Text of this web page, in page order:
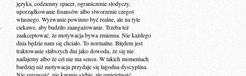
języka, codzienny spacer, ograniczenie słodyczy,
uporządkowanie finansów albo stworzenie czegoś
własnego. Wyzwanie powinno być realne, ale na tyle
ciekawe, aby budziło zaangażowanie. Trzeba też
zaakceptować, że motywacja bywa zmienna. Nie każdego
dnia będzie nam się chciało. To normalne. Błędem jest
traktowanie słabszych dni jako dowodu, że się nie
nadajemy albo że cel nie ma sensu. W takich momentach
bardziej niż motywacja przydaje się łagodna dyscyplina.